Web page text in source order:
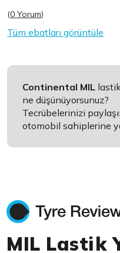
(0 Yorum)
Tüm ebatları görüntüle
Continental MIL
ne düşünüyorsunuz?
Tecrübelerinizi
otomobil sahiplerine
MIL Lastik